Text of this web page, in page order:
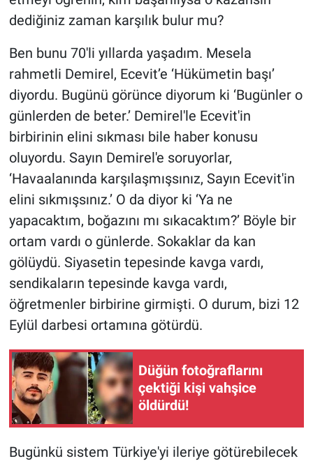
dediğiniz zaman karşılık bulur mu?
Ben bunu 70'li yıllarda yaşadım. Mesela
rahmetli Demirel, Ecevit’e ‘Hükümetin başı’
diyordu. Bugünü görünce diyorum ki ‘Bugünler o
günlerden de beter.’ Demirel'le Ecevit'in
birbirinin elini sıkması bile haber konusu
oluyordu. Sayın Demirel'e soruyorlar,
‘Havaalanında karşılaşmışsınız, Sayın Ecevit'in
elini sıkmışsınız.’ O da diyor ki ‘Ya ne
yapacaktım, boğazını mı sıkacaktım?’ Böyle bir
ortam vardı o günlerde. Sokaklar da kan
gölüydü. Siyasetin tepesinde kavga vardı,
sendikaların tepesinde kavga vardı,
öğretmenler birbirine girmişti. O durum, bizi 12
Eylül darbesi ortamına götürdü.
Düğün fotoğraflarını
çektiği kişi vahşice
öldürdü!
Bugünkü sistem Türkiye'yi ileriye götürebilecek